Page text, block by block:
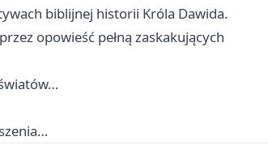
biblijnej historii Króla Dawida.
opowieść pełną zaskakujących